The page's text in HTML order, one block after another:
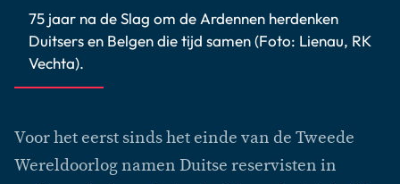
75 jaar na de Slag om de Ardennen herdenken
Duitsers en Belgen die tijd samen (Foto: Lienau, RK
Vechta).
Voor het eerst sinds het einde van de Tweede
Wereldoorlog namen Duitse reservisten in